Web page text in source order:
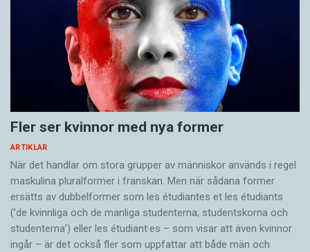
Fler ser kvinnor med nya former
ARTIKLAR
När det handlar om stora grupper av människor används i regel
maskulina pluralformer i franskan. Men när sådana ­former
ersätts av dubbel­former som les étudiantes et les étudiants
(’de kvinnliga och de manliga studenterna; studentskorna och
studenterna’) eller les étudiant·es – som visar att även kvinnor
ingår – är det också fler som uppfattar att både män och